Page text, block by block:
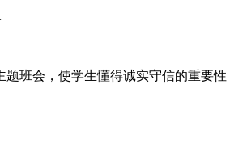
班会，使学生懂得诚实守信的重要